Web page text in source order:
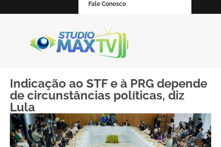
Fale Conosco
Indicação ao STF e à PRG depende
de circunstâncias políticas, diz
Lula